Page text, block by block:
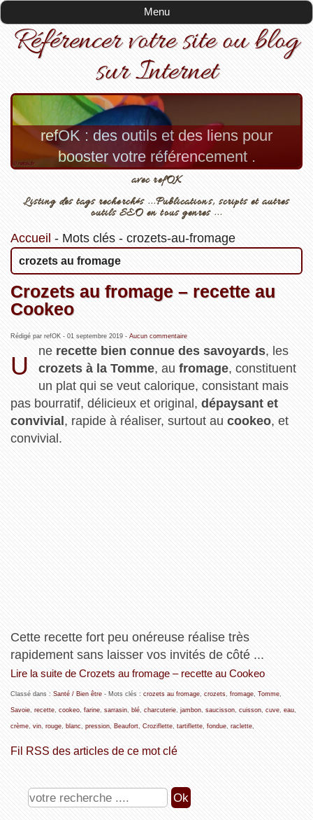
Menu
Référencer votre site ou blog
sur Internet
refOK : des outils et des liens pour
booster votre référencement .
avec refOK
Listing des tags recherchés ...Publications, scripts et autres
outils SEO en tous genres ...
Accueil - Mots clés- crozets-au-fromage
crozets au fromage
Crozets au fromage – recette au
Cookeo
Rédigé par refOK - 01 septembre 2019- Aucun commentaire
U
ne recette bien connue des savoyards, les
crozets à la Tomme, aufromage, constituent
un plat qui se veut calorique, consistant mais
pas bourratif, délicieux et original, dépaysant et
convivial, rapide à réaliser, surtout au cookeo, et
convivial.
Cette recette fort peu onéreuse réalise très
rapidement sans laisser vos invités de côté ...
Lire la suite de Crozets au fromage – recette au Cookeo
Classé dans : Santé / Bien être- Mots clés : crozets au fromage, crozets, fromage, Tomme,
Savoie, recette, cookeo, farine, sarrasin, blé, charcuterie, jambon, saucisson, cuisson, cuve, eau,
crème, vin, rouge, blanc pression, Beaufort, Croziflette, tartiflette, fondue, raclette,
Fil RSS des articles de ce mot clé